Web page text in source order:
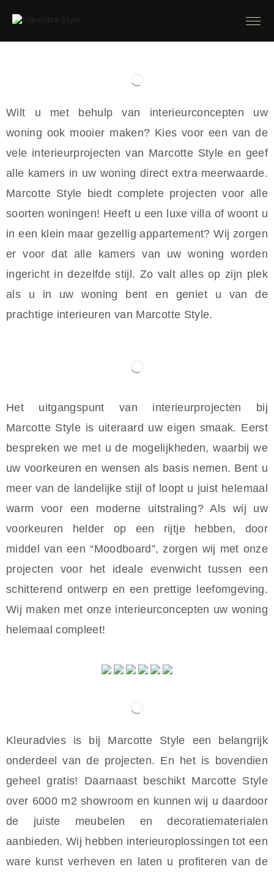
Wilt u met behulp van interieurconcepten uw
woning ook mooier maken? Kies voor een van de
vele interieurprojecten van Marcotte Style en geef
alle kamers in uw woning direct extra meerwaarde.
Marcotte Style biedt complete projecten voor alle
soorten woningen! Heeft u een luxe villa of woont u
in een klein maar gezellig appartement? Wij zorgen
er voor dat alle kamers van uw woning worden
ingericht in dezelfde stijl. Zo valt alles op zijn plek
als u in uw woning bent en geniet u van de
prachtige interieuren van Marcotte Style.
Het uitgangspunt van interieurprojecten bij
Marcotte Style is uiteraard uw eigen smaak. Eerst
bespreken we met u de mogelijkheden, waarbij we
uw voorkeuren en wensen als basis nemen. Bent u
meer van de landelijke stijl of loopt u juist helemaal
warm voor een moderne uitstraling? Als wij uw
voorkeuren helder op een rijtje hebben, door
middel van een “Moodboard”, zorgen wij met onze
projecten voor het ideale evenwicht tussen een
schitterend ontwerp en een prettige leefomgeving.
Wij maken met onze interieurconcepten uw woning
helemaal compleet!
Kleuradvies is bij Marcotte Style een belangrijk
onderdeel van de projecten. En het is bovendien
geheel gratis! Daarnaast beschikt Marcotte Style
over 6000 m2 showroom en kunnen wij u daardoor
de juiste meubelen en decoratiematerialen
aanbieden. Wij hebben interieuroplossingen tot een
ware kunst verheven en laten u profiteren van de